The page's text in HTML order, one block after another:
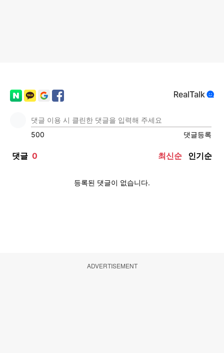
ADVERTISEMENT